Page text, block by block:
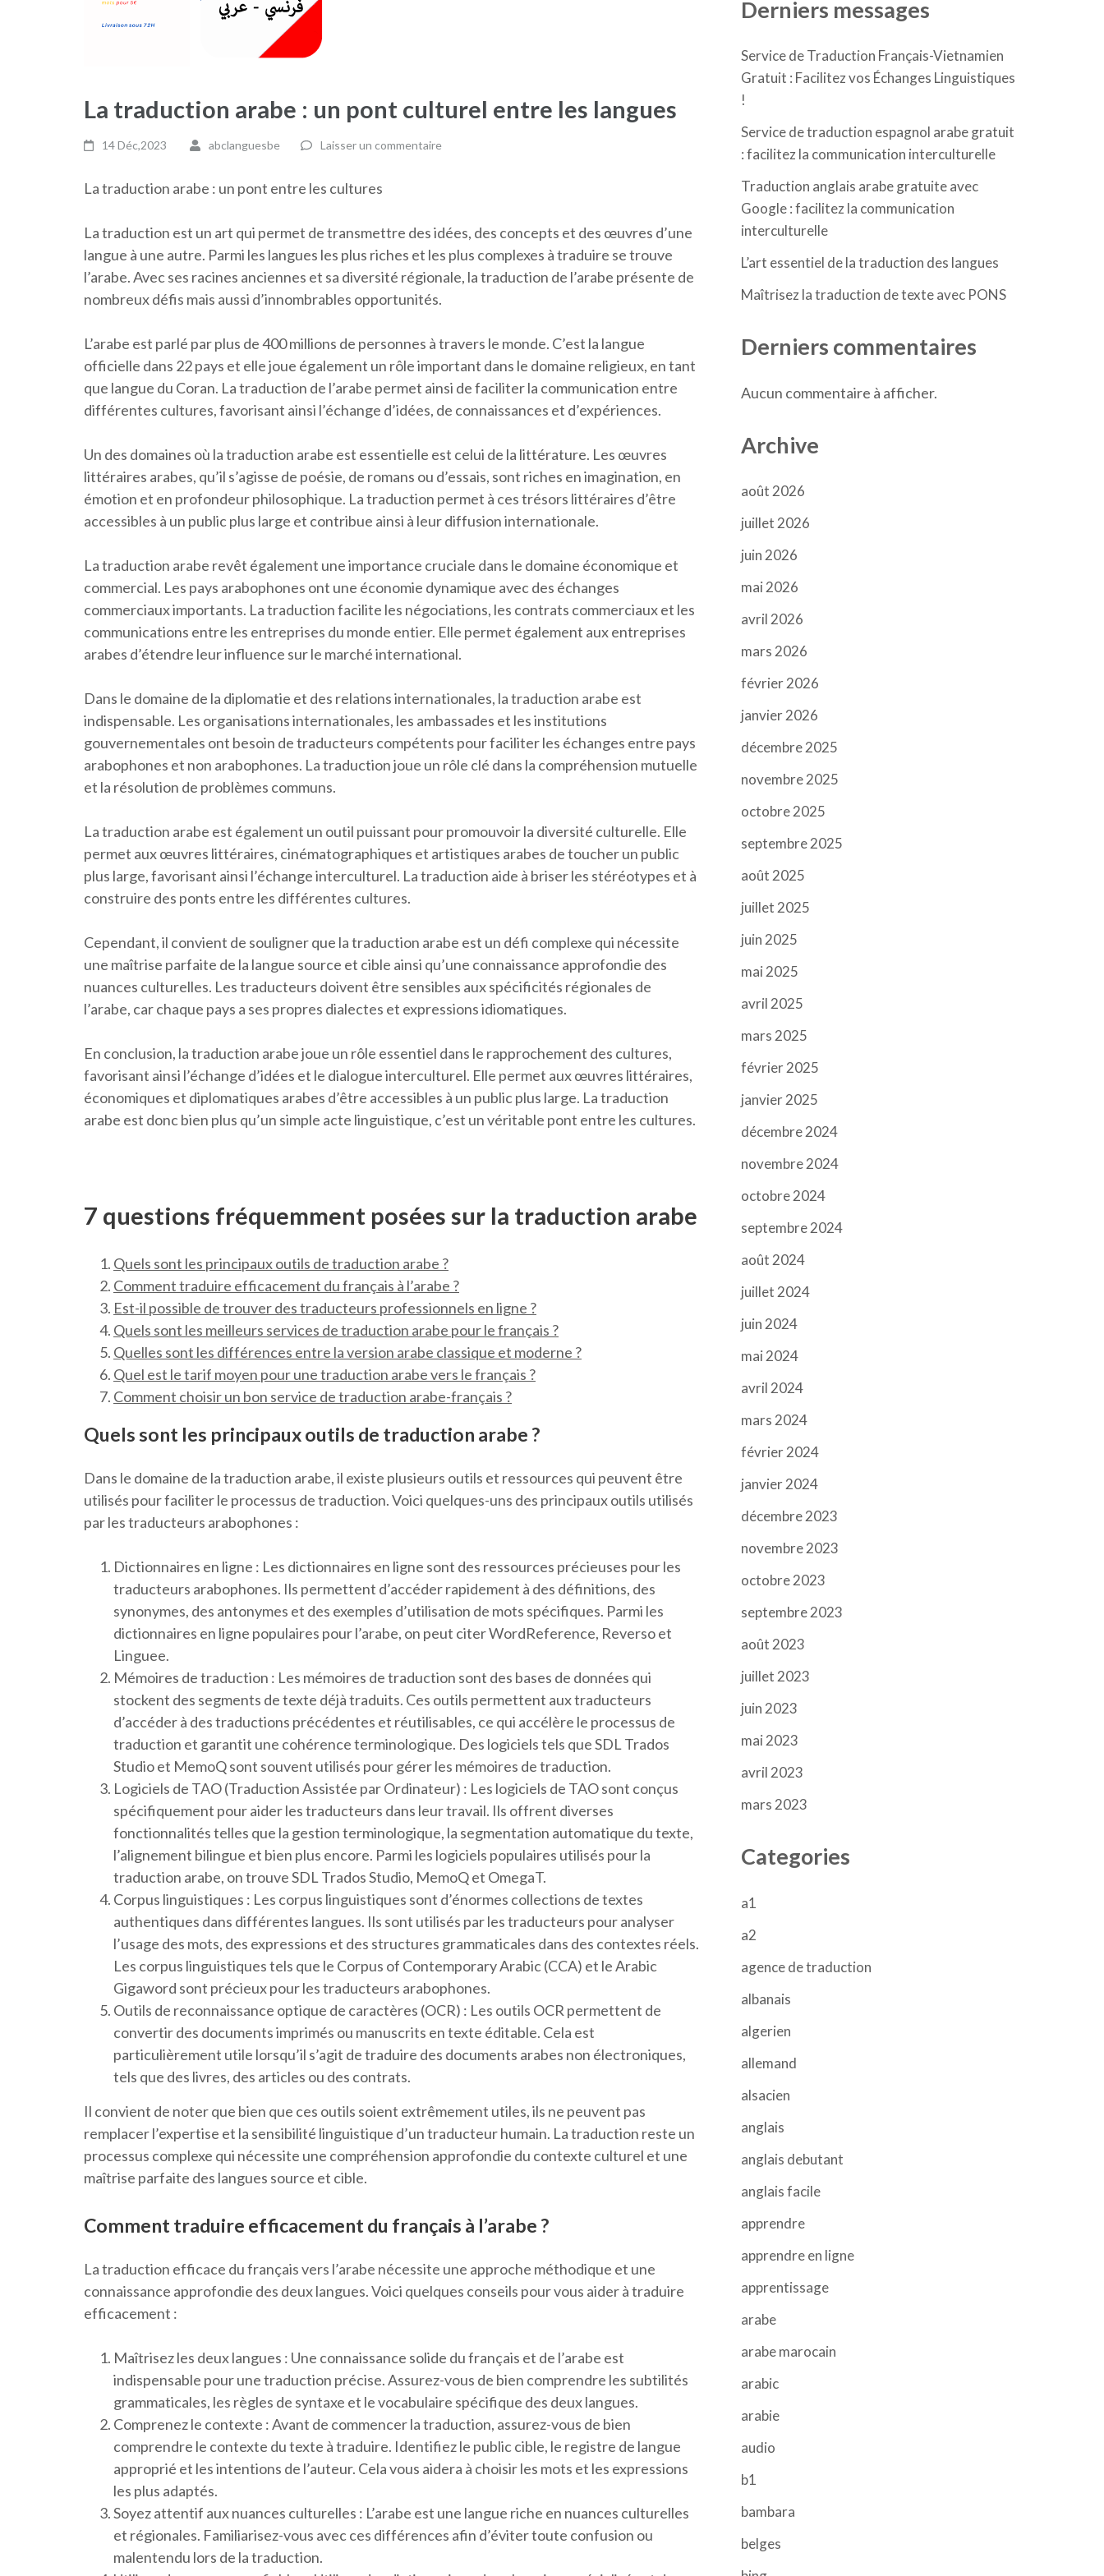
La traduction arabe : un pont culturel entre les langues
14 Déc,2023 abclanguesbe Laisser un commentaire
La traduction arabe : un pont entre les cultures
La traduction est un art qui permet de transmettre des idées, des concepts et des œuvres d’une
langue à une autre. Parmi les langues les plus riches et les plus complexes à traduire se trouve
l’arabe. Avec ses racines anciennes et sa diversité régionale, la traduction de l’arabe présente de
nombreux défis mais aussi d’innombrables opportunités.
L’arabe est parlé par plus de 400 millions de personnes à travers le monde. C’est la langue
officielle dans 22 pays et elle joue également un rôle important dans le domaine religieux, en tant
que langue du Coran. La traduction de l’arabe permet ainsi de faciliter la communication entre
différentes cultures, favorisant ainsi l’échange d’idées, de connaissances et d’expériences.
Un des domaines où la traduction arabe est essentielle est celui de la littérature. Les œuvres
littéraires arabes, qu’il s’agisse de poésie, de romans ou d’essais, sont riches en imagination, en
émotion et en profondeur philosophique. La traduction permet à ces trésors littéraires d’être
accessibles à un public plus large et contribue ainsi à leur diffusion internationale.
La traduction arabe revêt également une importance cruciale dans le domaine économique et
commercial. Les pays arabophones ont une économie dynamique avec des échanges
commerciaux importants. La traduction facilite les négociations, les contrats commerciaux et les
communications entre les entreprises du monde entier. Elle permet également aux entreprises
arabes d’étendre leur influence sur le marché international.
Dans le domaine de la diplomatie et des relations internationales, la traduction arabe est
indispensable. Les organisations internationales, les ambassades et les institutions
gouvernementales ont besoin de traducteurs compétents pour faciliter les échanges entre pays
arabophones et non arabophones. La traduction joue un rôle clé dans la compréhension mutuelle
et la résolution de problèmes communs.
La traduction arabe est également un outil puissant pour promouvoir la diversité culturelle. Elle
permet aux œuvres littéraires, cinématographiques et artistiques arabes de toucher un public
plus large, favorisant ainsi l’échange interculturel. La traduction aide à briser les stéréotypes et à
construire des ponts entre les différentes cultures.
Cependant, il convient de souligner que la traduction arabe est un défi complexe qui nécessite
une maîtrise parfaite de la langue source et cible ainsi qu’une connaissance approfondie des
nuances culturelles. Les traducteurs doivent être sensibles aux spécificités régionales de
l’arabe, car chaque pays a ses propres dialectes et expressions idiomatiques.
En conclusion, la traduction arabe joue un rôle essentiel dans le rapprochement des cultures,
favorisant ainsi l’échange d’idées et le dialogue interculturel. Elle permet aux œuvres littéraires,
économiques et diplomatiques arabes d’être accessibles à un public plus large. La traduction
arabe est donc bien plus qu’un simple acte linguistique, c’est un véritable pont entre les cultures.
7 questions fréquemment posées sur la traduction arabe
Quels sont les principaux outils de traduction arabe ?
Comment traduire efficacement du français à l’arabe ?
Est-il possible de trouver des traducteurs professionnels en ligne ?
Quels sont les meilleurs services de traduction arabe pour le français ?
Quelles sont les différences entre la version arabe classique et moderne ?
Quel est le tarif moyen pour une traduction arabe vers le français ?
Comment choisir un bon service de traduction arabe-français ?
Quels sont les principaux outils de traduction arabe ?
Dans le domaine de la traduction arabe, il existe plusieurs outils et ressources qui peuvent être
utilisés pour faciliter le processus de traduction. Voici quelques-uns des principaux outils utilisés
par les traducteurs arabophones :
Dictionnaires en ligne : Les dictionnaires en ligne sont des ressources précieuses pour les
traducteurs arabophones. Ils permettent d’accéder rapidement à des définitions, des
synonymes, des antonymes et des exemples d’utilisation de mots spécifiques. Parmi les
dictionnaires en ligne populaires pour l’arabe, on peut citer WordReference, Reverso et
Linguee.
Mémoires de traduction : Les mémoires de traduction sont des bases de données qui
stockent des segments de texte déjà traduits. Ces outils permettent aux traducteurs
d’accéder à des traductions précédentes et réutilisables, ce qui accélère le processus de
traduction et garantit une cohérence terminologique. Des logiciels tels que SDL Trados
Studio et MemoQ sont souvent utilisés pour gérer les mémoires de traduction.
Logiciels de TAO (Traduction Assistée par Ordinateur) : Les logiciels de TAO sont conçus
spécifiquement pour aider les traducteurs dans leur travail. Ils offrent diverses
fonctionnalités telles que la gestion terminologique, la segmentation automatique du texte,
l’alignement bilingue et bien plus encore. Parmi les logiciels populaires utilisés pour la
traduction arabe, on trouve SDL Trados Studio, MemoQ et OmegaT.
Corpus linguistiques : Les corpus linguistiques sont d’énormes collections de textes
authentiques dans différentes langues. Ils sont utilisés par les traducteurs pour analyser
l’usage des mots, des expressions et des structures grammaticales dans des contextes réels.
Les corpus linguistiques tels que le Corpus of Contemporary Arabic (CCA) et le Arabic
Gigaword sont précieux pour les traducteurs arabophones.
Outils de reconnaissance optique de caractères (OCR) : Les outils OCR permettent de
convertir des documents imprimés ou manuscrits en texte éditable. Cela est
particulièrement utile lorsqu’il s’agit de traduire des documents arabes non électroniques,
tels que des livres, des articles ou des contrats.
Il convient de noter que bien que ces outils soient extrêmement utiles, ils ne peuvent pas
remplacer l’expertise et la sensibilité linguistique d’un traducteur humain. La traduction reste un
processus complexe qui nécessite une compréhension approfondie du contexte culturel et une
maîtrise parfaite des langues source et cible.
Comment traduire efficacement du français à l’arabe ?
La traduction efficace du français vers l’arabe nécessite une approche méthodique et une
connaissance approfondie des deux langues. Voici quelques conseils pour vous aider à traduire
efficacement :
Maîtrisez les deux langues : Une connaissance solide du français et de l’arabe est
indispensable pour une traduction précise. Assurez-vous de bien comprendre les subtilités
grammaticales, les règles de syntaxe et le vocabulaire spécifique des deux langues.
Comprenez le contexte : Avant de commencer la traduction, assurez-vous de bien
comprendre le contexte du texte à traduire. Identifiez le public cible, le registre de langue
approprié et les intentions de l’auteur. Cela vous aidera à choisir les mots et les expressions
les plus adaptés.
Soyez attentif aux nuances culturelles : L’arabe est une langue riche en nuances culturelles
et régionales. Familiarisez-vous avec ces différences afin d’éviter toute confusion ou
malentendu lors de la traduction.
Derniers messages
Service de Traduction Français-Vietnamien
Gratuit : Facilitez vos Échanges Linguistiques
!
Service de traduction espagnol arabe gratuit
: facilitez la communication interculturelle
Traduction anglais arabe gratuite avec
Google : facilitez la communication
interculturelle
L’art essentiel de la traduction des langues
Maîtrisez la traduction de texte avec PONS
Derniers commentaires
Aucun commentaire à afficher.
Archive
août 2026
juillet 2026
juin 2026
mai 2026
avril 2026
mars 2026
février 2026
janvier 2026
décembre 2025
novembre 2025
octobre 2025
septembre 2025
août 2025
juillet 2025
juin 2025
mai 2025
avril 2025
mars 2025
février 2025
janvier 2025
décembre 2024
novembre 2024
octobre 2024
septembre 2024
août 2024
juillet 2024
juin 2024
mai 2024
avril 2024
mars 2024
février 2024
janvier 2024
décembre 2023
novembre 2023
octobre 2023
septembre 2023
août 2023
juillet 2023
juin 2023
mai 2023
avril 2023
mars 2023
Categories
a1
a2
agence de traduction
albanais
algerien
allemand
alsacien
anglais
anglais debutant
anglais facile
apprendre
apprendre en ligne
apprentissage
arabe
arabe marocain
arabic
arabie
audio
b1
bambara
belges